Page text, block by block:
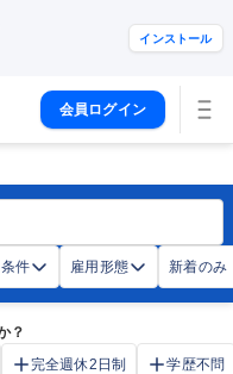
インストール
会員ログイン
件 雇用形態 新着のみ
？
完全週休2日制 学歴不問